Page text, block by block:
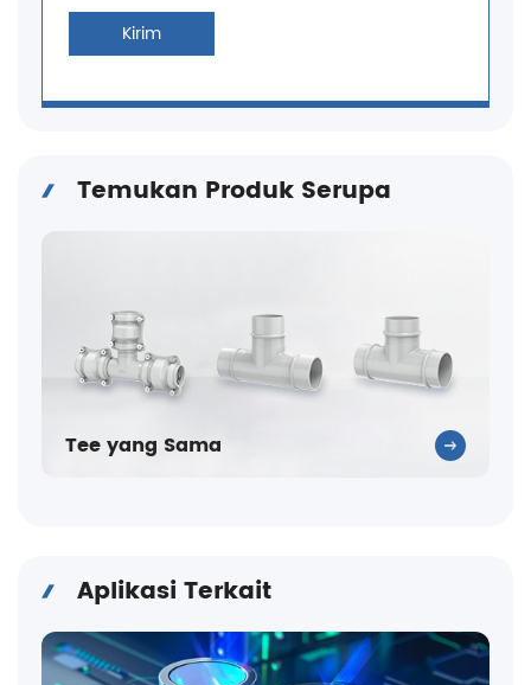
Kirim
Temukan Produk Serupa
Tee yang Sama
Aplikasi Terkait